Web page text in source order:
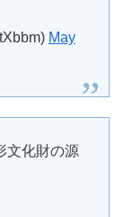
May
文化財の源